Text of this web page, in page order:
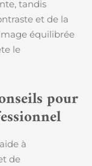
tandis
et de la
équilibrée
le
pour
aide à
de